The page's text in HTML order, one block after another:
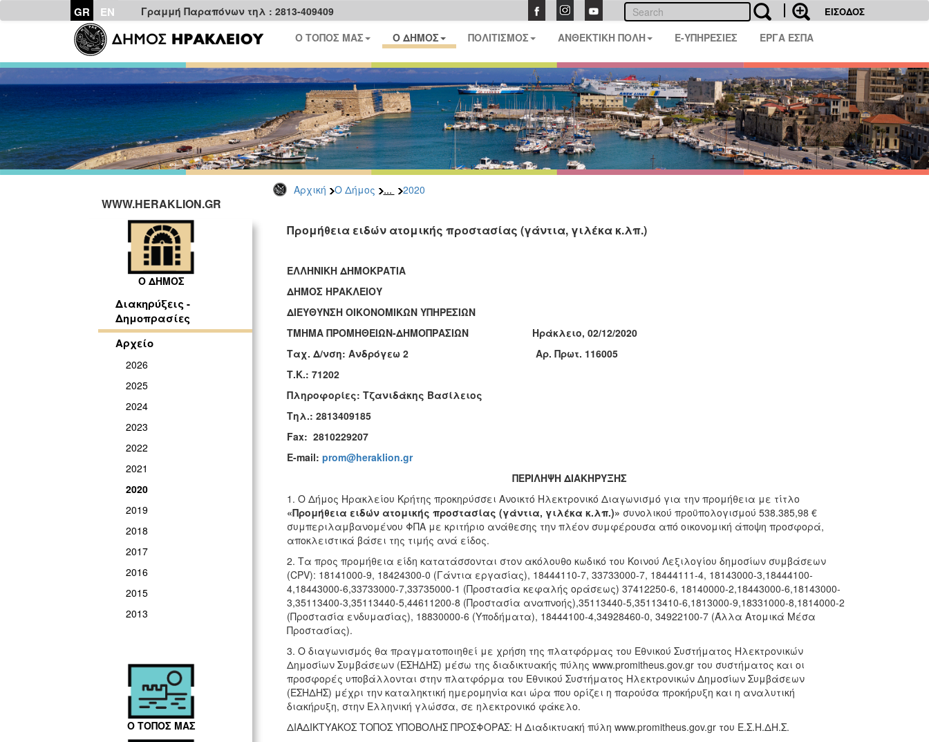
GR EN Γραμμή Παραπόνων τηλ : 2813-409409 ΕΙΣΟΔΟΣ
Ο ΤΟΠΟΣ ΜΑΣ Ο ΔΗΜΟΣ ΠΟΛΙΤΙΣΜΟΣ ΑΝΘΕΚΤΙΚΗ ΠΟΛΗ E-ΥΠΗΡΕΣΙΕΣ ΕΡΓΑ ΕΣΠΑ
Αρχική Ο Δήμος ... 2020
WWW.HERAKLION.GR
Ο ΔΗΜΟΣ
Διακηρύξεις -
Δημοπρασίες
Αρχείο
2026
2025
2024
2023
2022
2021
2020
2019
2018
2017
2016
2015
2013
Ο ΤΟΠΟΣ ΜΑΣ
Προμήθεια ειδών ατομικής προστασίας (γάντια, γιλέκα κ.λπ.)
ΕΛΛΗΝΙΚΗ ΔΗΜΟΚΡΑΤΙΑ
ΔΗΜΟΣ ΗΡΑΚΛΕΙΟΥ
ΔΙΕΥΘΥΝΣΗ ΟΙΚΟΝΟΜΙΚΩΝ ΥΠΗΡΕΣΙΩΝ
ΤΜΗΜΑ ΠΡΟΜΗΘΕΙΩΝ-ΔΗΜΟΠΡΑΣΙΩΝ Ηράκλειο, 02/12/2020
Ταχ. Δ/νση: Ανδρόγεω 2 Αρ. Πρωτ. 116005
Τ.Κ.: 71202
Πληροφορίες: Τζανιδάκης Βασίλειος
Τηλ.: 2813409185
Fax: 2810229207
E-mail: prom@heraklion.gr
ΠΕΡΙΛΗΨΗ ΔΙΑΚΗΡΥΞΗΣ
1. Ο Δήμος Ηρακλείου Κρήτης προκηρύσσει Ανοικτό Ηλεκτρονικό Διαγωνισμό για την προμήθεια με τίτλο
«Προμήθεια ειδών ατομικής προστασίας (γάντια, γιλέκα κ.λπ.)» συνολικού προϋπολογισμού 538.385,98 €
συμπεριλαμβανομένου ΦΠΑ με κριτήριο ανάθεσης την πλέον συμφέρουσα από οικονομική άποψη προσφορά,
αποκλειστικά βάσει της τιμής ανά είδος.
2. Τα προς προμήθεια είδη κατατάσσονται στον ακόλουθο κωδικό του Κοινού Λεξιλογίου δημοσίων συμβάσεων
(CPV): 18141000-9, 18424300-0 (Γάντια εργασίας), 18444110-7, 33733000-7, 18444111-4, 18143000-3,18444100-
4,18443000-6,33733000-7,33735000-1 (Προστασία κεφαλής οράσεως) 37412250-6, 18140000-2,18443000-6,18143000-
3,35113400-3,35113440-5,44611200-8 (Προστασία αναπνοής),35113440-5,35113410-6,1813000-9,18331000-8,1814000-2
(Προστασία ενδυμασίας), 18830000-6 (Υποδήματα), 18444100-4,34928460-0, 34922100-7 (Άλλα Ατομικά Μέσα
Προστασίας).
3. Ο διαγωνισμός θα πραγματοποιηθεί με χρήση της πλατφόρμας του Εθνικού Συστήματος Ηλεκτρονικών
Δημοσίων Συμβάσεων (ΕΣΗΔΗΣ) μέσω της διαδικτυακής πύλης www.promitheus.gov.gr του συστήματος και οι
προσφορές υποβάλλονται στην πλατφόρμα του Εθνικού Συστήματος Ηλεκτρονικών Δημοσίων Συμβάσεων
(ΕΣΗΔΗΣ) μέχρι την καταληκτική ημερομηνία και ώρα που ορίζει η παρούσα προκήρυξη και η αναλυτική
διακήρυξη, στην Ελληνική γλώσσα, σε ηλεκτρονικό φάκελο.
ΔΙΑΔΙΚΤΥΑΚΟΣ ΤΟΠΟΣ ΥΠΟΒΟΛΗΣ ΠΡΟΣΦΟΡΑΣ: Η Διαδικτυακή πύλη www.promitheus.gov.gr του Ε.Σ.Η.ΔΗ.Σ.